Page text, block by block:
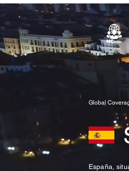
Global
España,